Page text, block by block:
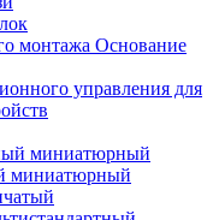
Основание
управления для
миниатюрный